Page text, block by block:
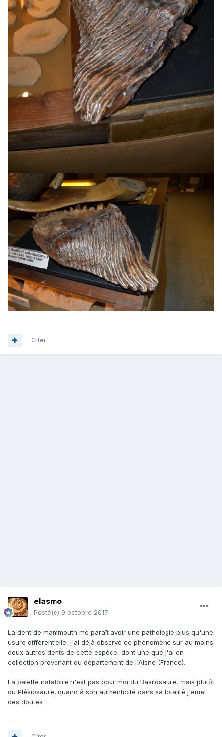
Citer
elasmo
Posté(e) 9 octobre 2017
La dent de mammouth me paraît avoir une pathologie plus qu'une
usure différentielle, j'ai déjà observé ce phénomène sur au moins
deux autres dents de cette espèce, dont une que j'ai en
collection provenant du département de l'Aisne (France).
La palette natatoire n'est pas pour moi du Basilosaure, mais plutôt
du Plésiosaure, quand à son authenticité dans sa totalité j'émet
des doutes